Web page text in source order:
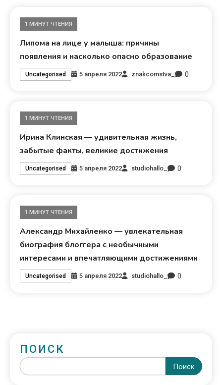
1 МИНУТ ЧТЕНИЯ
Липома на лице у малыша: причины
появления и насколько опасно образование
Uncategorised 5 апреля 2022 znakcomstva_ 0
1 МИНУТ ЧТЕНИЯ
Ирина Клинская — удивительная жизнь,
забытые факты, великие достижения
Uncategorised 5 апреля 2022 studiohallo_ 0
1 МИНУТ ЧТЕНИЯ
Александр Михайленко — увлекательная
биография блоггера с необычными
интересами и впечатляющими достижениями
Uncategorised 5 апреля 2022 studiohallo_ 0
ПОИСК
Поиск